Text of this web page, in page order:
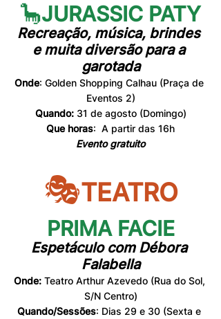
🦕JURASSIC PATY
Recreação, música, brindes
e muita diversão para a
garotada
Onde: Golden Shopping Calhau (Praça de
Eventos 2)
Quando: 31 de agosto (Domingo)
Que horas:  A partir das 16h
Evento gratuito
🎭TEATRO
PRIMA FACIE
Espetáculo com Débora
Falabella
Onde: Teatro Arthur Azevedo (Rua do Sol,
S/N Centro)
Quando/Sessões: Dias 29 e 30 (Sexta e